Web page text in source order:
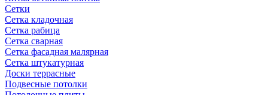
Сетки
Сетка кладочная
Сетка рабица
Сетка сварная
Сетка фасадная малярная
Сетка штукатурная
Доски террасные
Подвесные потолки